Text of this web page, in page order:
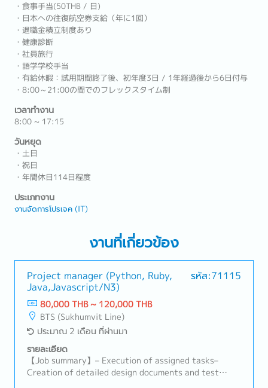
・食事手当(50THB / 日)
・日本への往復航空券支給（年に1回）
・退職金積立制度あり
・健康診断
・社員旅行
・語学学校手当
・有給休暇：試用期間終了後、初年度3日 / 1年経過後から6日付与
・8:00～21:00の間でのフレックスタイム制
เวลาทำงาน
8:00 ~ 17:15
วันหยุด
・土日
・祝日
・年間休日114日程度
ประเภทงาน
งานจัดการโปรเจค (IT)
งานที่เกี่ยวข้อง
Project manager (Python, Ruby,
Java,Javascript/N3)
รหัส:71115
80,000 THB ~ 120,000 THB
BTS (Sukhumvit Line)
ประมาณ 2 เดือน ที่ผ่านมา
รายละเอียด
【Job summary】– Execution of assigned tasks–
Creation of detailed design documents and test